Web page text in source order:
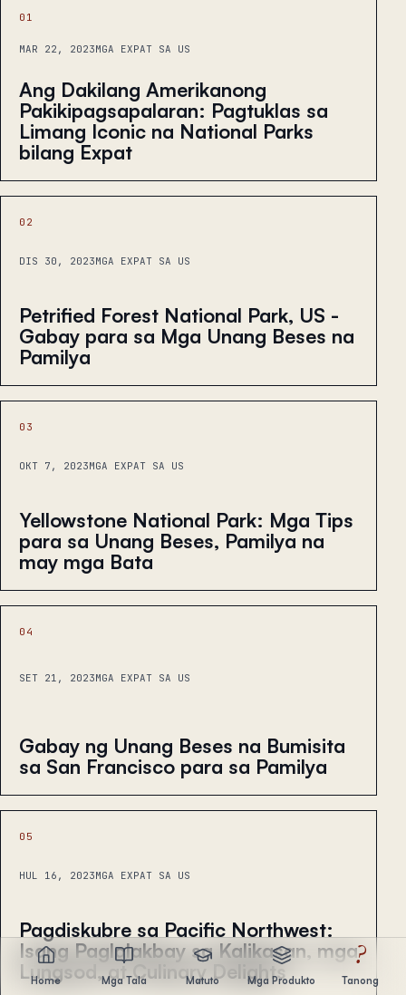
01
MAR 22, 2023MGA EXPAT SA US
Ang Dakilang Amerikanong
Pakikipagsapalaran: Pagtuklas sa
Limang Iconic na National Parks
bilang Expat
02
DIS 30, 2023MGA EXPAT SA US
Petrified Forest National Park, US -
Gabay para sa Mga Unang Beses na
Pamilya
03
OKT 7, 2023MGA EXPAT SA US
Yellowstone National Park: Mga Tips
para sa Unang Beses, Pamilya na
may mga Bata
04
SET 21, 2023MGA EXPAT SA US
Gabay ng Unang Beses na Bumisita
sa San Francisco para sa Pamilya
05
HUL 16, 2023MGA EXPAT SA US
Pagdiskubre sa Pacific Northwest:
Isang Paglalakbay sa Kalikasan, mga
Lungsod, at Culinary Delights
Home Mga Tala Matuto Mga Produkto
?
Tanong